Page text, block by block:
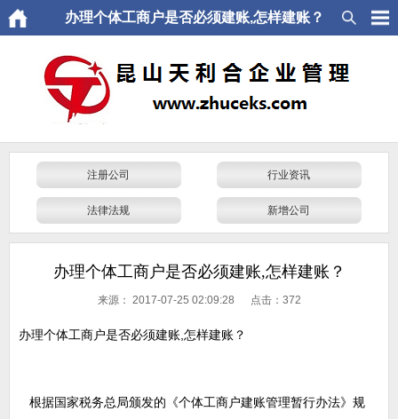
办理个体工商户是否必须建账,怎样建账？
注册公司 行业资讯
法律法规 新增公司
办理个体工商户是否必须建账,怎样建账？
来源： 2017-07-25 02:09:28 点击： 372
办理个体工商户是否必须建账,怎样建账？
根据国家税务总局颁发的《个体工商户建账管理暂行办法》规